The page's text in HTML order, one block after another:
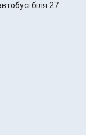
біля 27